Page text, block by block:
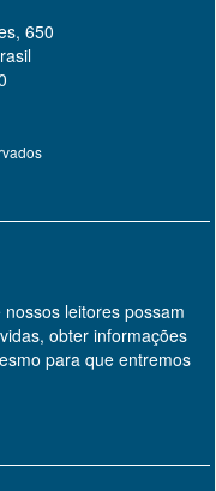
650
leitores possam
obter informações
para que entremos